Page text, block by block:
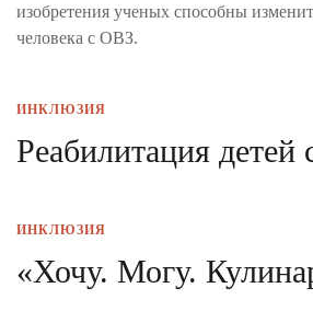
изобретения ученых способны
человека с ОВЗ.
ИНКЛЮЗИЯ
Реабилитация
ИНКЛЮЗИЯ
«Хочу. Могу.